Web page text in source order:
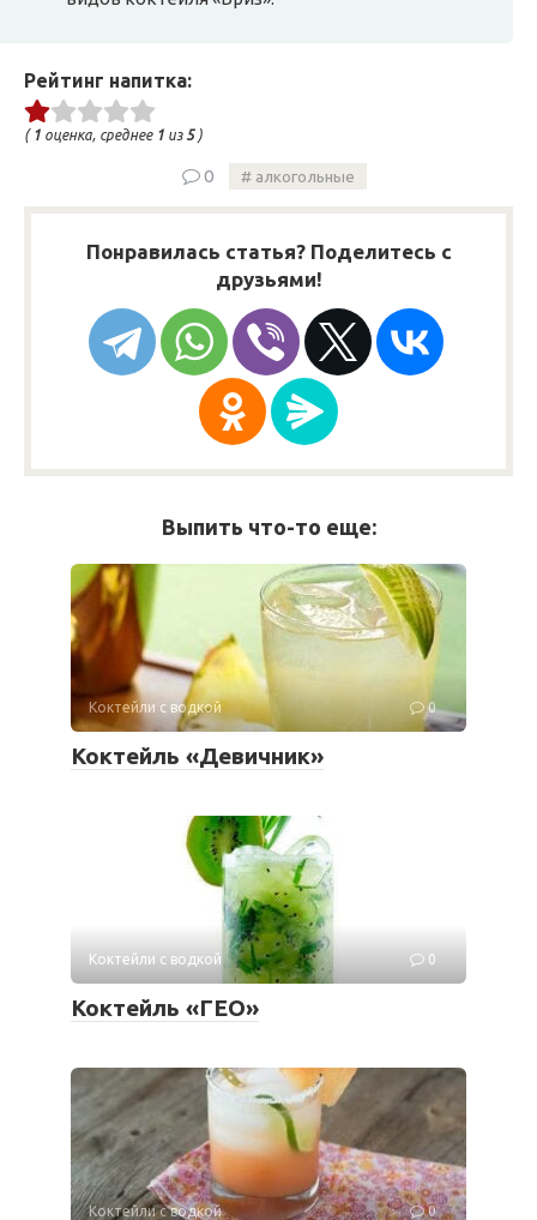
Рейтинг напитка:
( 1 оценка, среднее 1 из 5)
0 алкогольные
Понравилась статья? Поделитесь с
друзьями!
Выпить что-то еще:
Коктейли с водкой 0
Коктейль «Девичник»
Коктейли с водкой 0
Коктейль «ГЕО»
Коктейли с водкой 0